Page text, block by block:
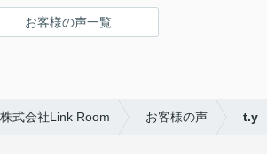
してくださった曽山さんは来店するまで
丁寧で、とても安心してやりとりするこ
お客様の声一覧
式会社Link Room お客様の声 t.y